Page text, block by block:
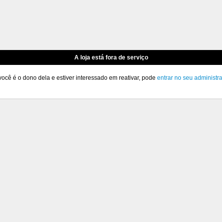
A loja está fora de serviço
é o dono dela e estiver interessado em reativar, pode entrar no seu